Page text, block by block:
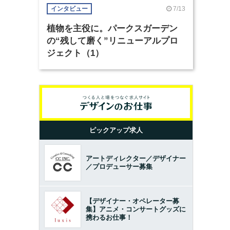
インタビュー 7/13
植物を主役に。パークスガーデン
の“残して磨く”リニューアルプロ
ジェクト（1）
ピックアップ求人
アートディレクター／デザイナー
／プロデューサー募集
【デザイナー・オペレーター募
集】アニメ・コンサートグッズに
携わるお仕事！